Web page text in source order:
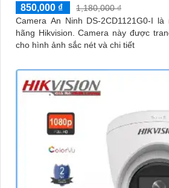
850,000 ₫
1,180,000 ₫
Camera An Ninh DS-2CD1121G0-I
hãng Hikvision. Camera này được trang bị cảm biến CMOS 1/2. 8 inch,
cho hình ảnh sắc nét và chi tiết